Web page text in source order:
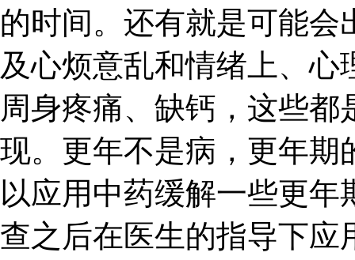
的时间。还有就是可能
及心烦意乱和情绪上、
周身疼痛、缺钙，这些
现。更年不是病，更年期
以应用中药缓解一些更
查之后在医生的指导下